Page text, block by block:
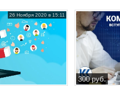
26 Ноября 2020 в 15:11
300 руб.